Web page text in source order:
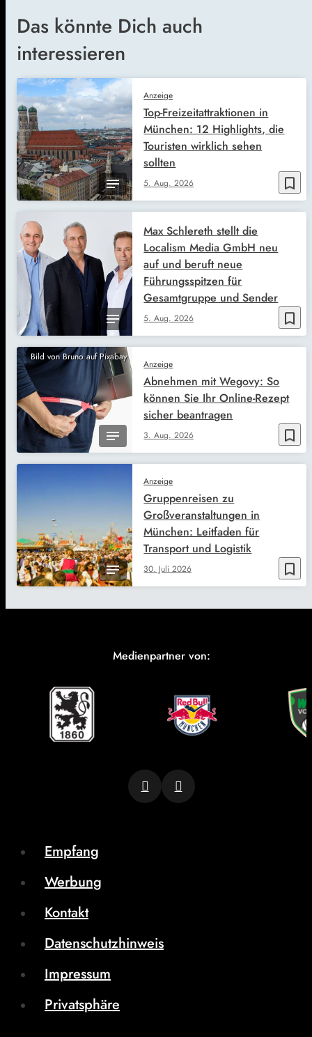
Das könnte Dich auch
interessieren
bookmark_border
Anzeige
5. Aug. 2026
Top-Freizeitattraktionen in
München: 12 Highlights, die
Touristen wirklich sehen
sollten
bookmark_border
5. Aug. 2026
Max Schlereth stellt die
Localism Media GmbH neu
auf und beruft neue
Führungsspitzen für
Gesamtgruppe und Sender
Bild von Bruno auf Pixabay
bookmark_border
Anzeige
3. Aug. 2026
Abnehmen mit Wegovy: So
können Sie Ihr Online-Rezept
sicher beantragen
bookmark_border
Anzeige
30. Juli 2026
Gruppenreisen zu
Großveranstaltungen in
München: Leitfaden für
Transport und Logistik
Medienpartner von:
Empfang
Werbung
Kontakt
Datenschutzhinweis
Impressum
Privatsphäre